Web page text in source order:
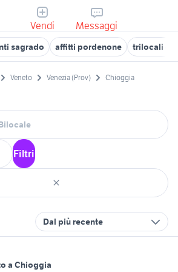
Vendi Messaggi
sagrado affitti pordenone trilocali
Veneto Venezia (Prov) Chioggia
Filtri
Dal più recente
a Chioggia